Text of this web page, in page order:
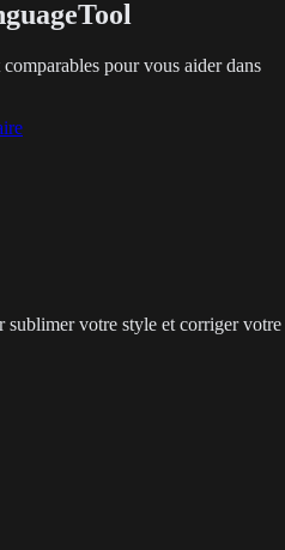
pour vous aider dans
sublimer votre style et corriger votre